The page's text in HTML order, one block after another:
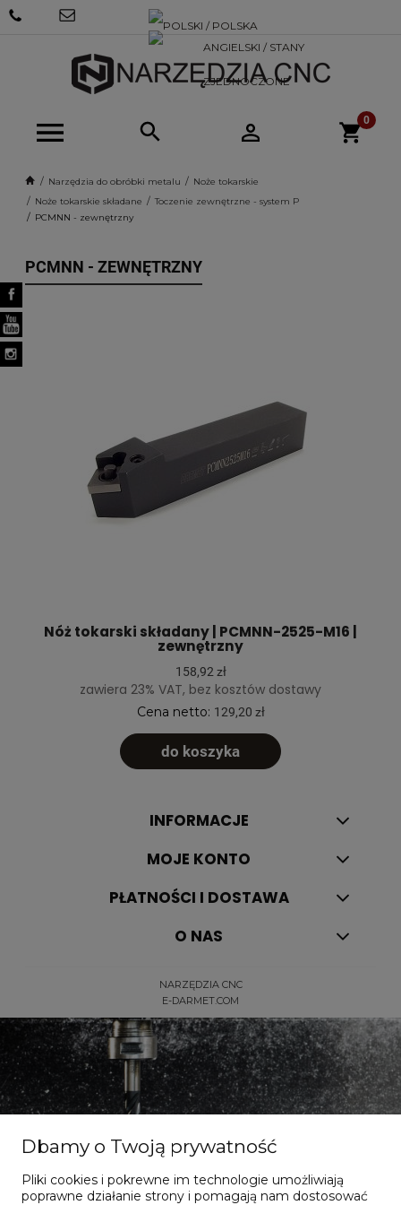
SKLEP@NARZEDZIACNC.PL
Narzędzia do obróbki metalu
Noże tokarskie
Noże tokarskie składane
Toczenie zewnętrzne - system P
PCMNN - zewnętrzny
PCMNN - ZEWNĘTRZNY
Nóż tokarski składany | PCMNN-2525-M16 |
zewnętrzny
158,92 zł
zawiera 23% VAT, bez kosztów dostawy
Cena netto: 129,20 zł
do koszyka
INFORMACJE
MOJE KONTO
PŁATNOŚCI I DOSTAWA
O NAS
NARZĘDZIA CNC
E-DARMET.COM
Dla dociekliwych
Dbamy o Twoją prywatność
Pliki cookies i pokrewne im technologie umożliwiają
poprawne działanie strony i pomagają nam dostosować